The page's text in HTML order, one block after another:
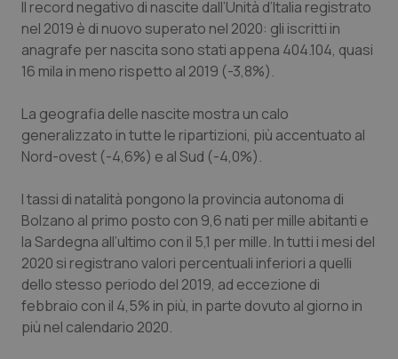
Il record negativo di nascite dall’Unità d’Italia registrato
nel 2019 è di nuovo superato nel 2020: gli iscritti in
anagrafe per nascita sono stati appena 404.104, quasi
16 mila in meno rispetto al 2019 (-3,8%).
La geografia delle nascite mostra un calo
generalizzato in tutte le ripartizioni, più accentuato al
Nord-ovest (-4,6%) e al Sud (-4,0%).
I tassi di natalità pongono la provincia autonoma di
Bolzano al primo posto con 9,6 nati per mille abitanti e
la Sardegna all’ultimo con il 5,1 per mille. In tutti i mesi del
2020 si registrano valori percentuali inferiori a quelli
dello stesso periodo del 2019, ad eccezione di
febbraio con il 4,5% in più, in parte dovuto al giorno in
più nel calendario 2020.